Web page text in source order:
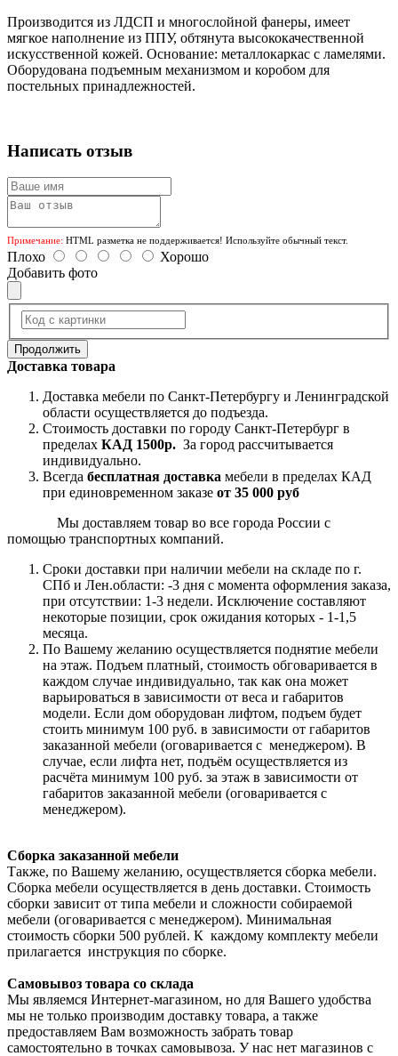
Производится из ЛДСП и многослойной фанеры, имеет
мягкое наполнение из ППУ, обтянута высококачественной
искусственной кожей. Основание: металлокаркас с ламелями.
Оборудована подъемным механизмом и коробом для
постельных принадлежностей.
Написать отзыв
Примечание: HTML разметка не поддерживается! Используйте обычный текст.
Плохо
Хорошо
Добавить фото
Продолжить
Доставка товара
Доставка мебели по Санкт-Петербургу и Ленинградской
области осуществляется до подъезда.
Стоимость доставки по городу Санкт-Петербург в
пределах КАД 1500р. За город рассчитывается
индивидуально.
Всегда бесплатная доставка мебели в пределах КАД
при единовременном заказе от 35 000 руб
Мы доставляем товар во все города России с
помощью транспортных компаний.
Сроки доставки при наличии мебели на складе по г.
СПб и Лен.области: -3 дня с момента оформления заказа,
при отсутствии: 1-3 недели. Исключение составляют
некоторые позиции, срок ожидания которых - 1-1,5
месяца.
По Вашему желанию осуществляется поднятие мебели
на этаж. Подъем платный, стоимость обговаривается в
каждом случае индивидуально, так как она может
варьироваться в зависимости от веса и габаритов
модели. Если дом оборудован лифтом, подъем будет
стоить минимум 100 руб. в зависимости от габаритов
заказанной мебели (оговаривается с менеджером). В
случае, если лифта нет, подъём осуществляется из
расчёта минимум 100 руб. за этаж в зависимости от
габаритов заказанной мебели (оговаривается с
менеджером).
Сборка заказанной мебели
Также, по Вашему желанию, осуществляется сборка мебели.
Сборка мебели осуществляется в день доставки. Стоимость
сборки зависит от типа мебели и сложности собираемой
мебели (оговаривается с менеджером). Минимальная
стоимость сборки 500 рублей. К каждому комплекту мебели
прилагается инструкция по сборке.
Самовывоз товара со склада
Мы являемся Интернет-магазином, но для Вашего удобства
мы не только производим доставку товара, а также
предоставляем Вам возможность забрать товар
самостоятельно в точках самовывоза. У нас нет магазинов с